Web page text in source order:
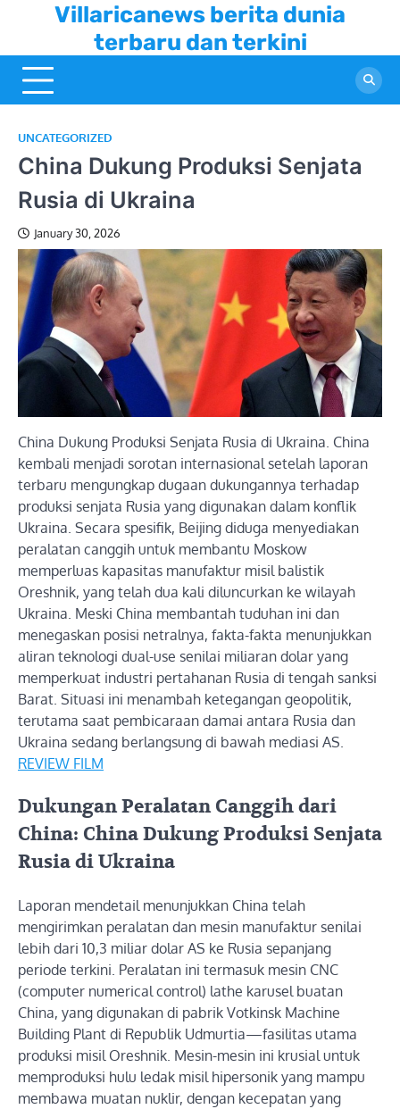
content
Villaricanews berita dunia
terbaru dan terkini
UNCATEGORIZED
China Dukung Produksi Senjata
Rusia di Ukraina
January 30, 2026
China Dukung Produksi Senjata Rusia di Ukraina. China
kembali menjadi sorotan internasional setelah laporan
terbaru mengungkap dugaan dukungannya terhadap
produksi senjata Rusia yang digunakan dalam konflik
Ukraina. Secara spesifik, Beijing diduga menyediakan
peralatan canggih untuk membantu Moskow
memperluas kapasitas manufaktur misil balistik
Oreshnik, yang telah dua kali diluncurkan ke wilayah
Ukraina. Meski China membantah tuduhan ini dan
menegaskan posisi netralnya, fakta-fakta menunjukkan
aliran teknologi dual-use senilai miliaran dolar yang
memperkuat industri pertahanan Rusia di tengah sanksi
Barat. Situasi ini menambah ketegangan geopolitik,
terutama saat pembicaraan damai antara Rusia dan
Ukraina sedang berlangsung di bawah mediasi AS.
REVIEW FILM
Dukungan Peralatan Canggih dari
China: China Dukung Produksi Senjata
Rusia di Ukraina
Laporan mendetail menunjukkan China telah
mengirimkan peralatan dan mesin manufaktur senilai
lebih dari 10,3 miliar dolar AS ke Rusia sepanjang
periode terkini. Peralatan ini termasuk mesin CNC
(computer numerical control) lathe karusel buatan
China, yang digunakan di pabrik Votkinsk Machine
Building Plant di Republik Udmurtia—fasilitas utama
produksi misil Oreshnik. Mesin-mesin ini krusial untuk
memproduksi hulu ledak misil hipersonik yang mampu
membawa muatan nuklir, dengan kecepatan yang